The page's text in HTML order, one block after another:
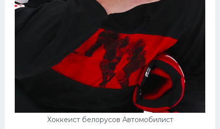
Хоккеист белорусов Автомобилист